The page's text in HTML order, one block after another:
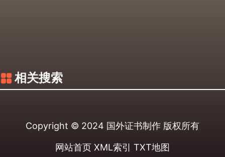
相关搜索
Copyright © 2024 国外证书制作 版权所有
网站首页 XML索引 TXT地图